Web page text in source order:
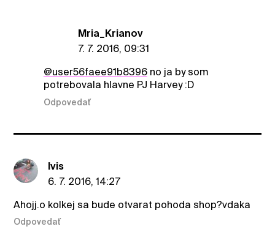
Mria_Krianov
7. 7. 2016, 09:31
@user56faee91b8396no ja by som
potrebovala hlavne PJ Harvey :D
Odpovedať
Ivis
6. 7. 2016, 14:27
Ahojj.o kolkej sa bude otvarat pohoda shop?vdaka
Odpovedať